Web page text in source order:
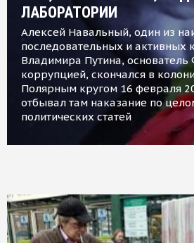
ЛАБОРАТОРИИ
Алексей Навальный, один из
последовательных и активных
Владимира Путина,
коррупцией, скончался в
Полярным кругом 16 февраля
отбывал там наказание по
политических статей